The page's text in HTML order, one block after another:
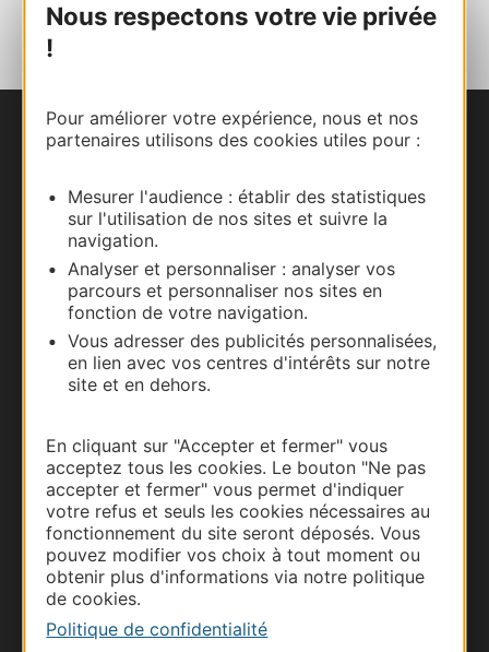
Nous respectons votre vie privée
!
Pour améliorer votre expérience, nous et nos
partenaires utilisons des cookies utiles pour :
Mesurer l'audience : établir des statistiques
sur l'utilisation de nos sites et suivre la
navigation.
Analyser et personnaliser : analyser vos
parcours et personnaliser nos sites en
fonction de votre navigation.
Vous adresser des publicités personnalisées,
en lien avec vos centres d'intérêts sur notre
site et en dehors.
En cliquant sur "Accepter et fermer" vous
acceptez tous les cookies. Le bouton "Ne pas
accepter et fermer" vous permet d'indiquer
votre refus et seuls les cookies nécessaires au
fonctionnement du site seront déposés. Vous
pouvez modifier vos choix à tout moment ou
obtenir plus d'informations via notre politique
de cookies.
Politique de confidentialité
Nous contacter
Carte interactive
Documentation
Thermalisme
Business/Mice
Pros d'Occitanie
Site presse et d'influence
Voyagistes